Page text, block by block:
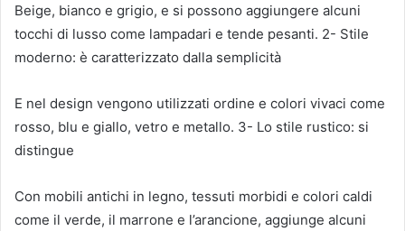
Beige, bianco e grigio, e si possono aggiungere alcuni
tocchi di lusso come lampadari e tende pesanti. 2- Stile
moderno: è caratterizzato dalla semplicità
E nel design vengono utilizzati ordine e colori vivaci come
rosso, blu e giallo, vetro e metallo. 3- Lo stile rustico: si
distingue
Con mobili antichi in legno, tessuti morbidi e colori caldi
come il verde, il marrone e l’arancione, aggiunge alcuni